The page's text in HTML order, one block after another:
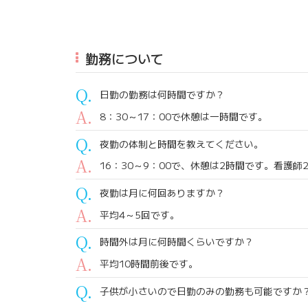
勤務について
日勤の勤務は何時間ですか？
8：30～17：00で休憩は一時間です。
夜勤の体制と時間を教えてください。
16：30～9：00で、休憩は2時間です。看護師
夜勤は月に何回ありますか？
平均4～5回です。
時間外は月に何時間くらいですか？
平均10時間前後です。
子供が小さいので日勤のみの勤務も可能ですか？